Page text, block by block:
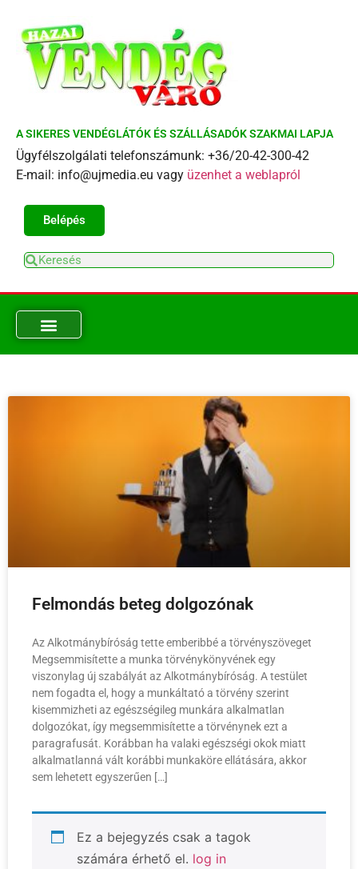
A SIKERES VENDÉGLÁTÓK ÉS SZÁLLÁSADÓK SZAKMAI LAPJA
Ügyfélszolgálati telefonszámunk: +36/20-42-300-42
E-mail: info@ujmedia.eu vagy üzenhet a weblapról
Belépés
Felmondás beteg dolgozónak
Az Alkotmánybíróság tette emberibbé a törvényszöveget
Megsemmisítette a munka törvénykönyvének egy
viszonylag új szabályát az Alkotmánybíróság. A testület
nem fogadta el, hogy a munkáltató a törvény szerint
kisemmizheti az egészségileg munkára alkalmatlan
dolgozókat, így megsemmisítette a törvénynek ezt a
paragrafusát. Korábban ha valaki egészségi okok miatt
alkalmatlanná vált korábbi munkaköre ellátására, akkor
sem lehetett egyszerűen […]
Ez a bejegyzés csak a tagok
számára érhető el. log in